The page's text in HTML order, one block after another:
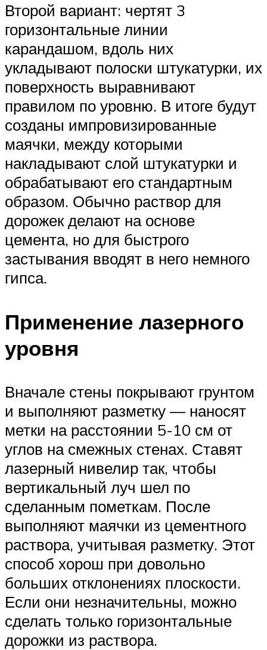
Второй вариант: чертят 3
горизонтальные линии
карандашом, вдоль них
укладывают полоски штукатурки, их
поверхность выравнивают
правилом по уровню. В итоге будут
созданы импровизированные
маячки, между которыми
накладывают слой штукатурки и
обрабатывают его стандартным
образом. Обычно раствор для
дорожек делают на основе
цемента, но для быстрого
застывания вводят в него немного
гипса.
Применение лазерного
уровня
Вначале стены покрывают грунтом
и выполняют разметку — наносят
метки на расстоянии 5-10 см от
углов на смежных стенах. Ставят
лазерный нивелир так, чтобы
вертикальный луч шел по
сделанным пометкам. После
выполняют маячки из цементного
раствора, учитывая разметку. Этот
способ хорош при довольно
больших отклонениях плоскости.
Если они незначительны, можно
сделать только горизонтальные
дорожки из раствора.